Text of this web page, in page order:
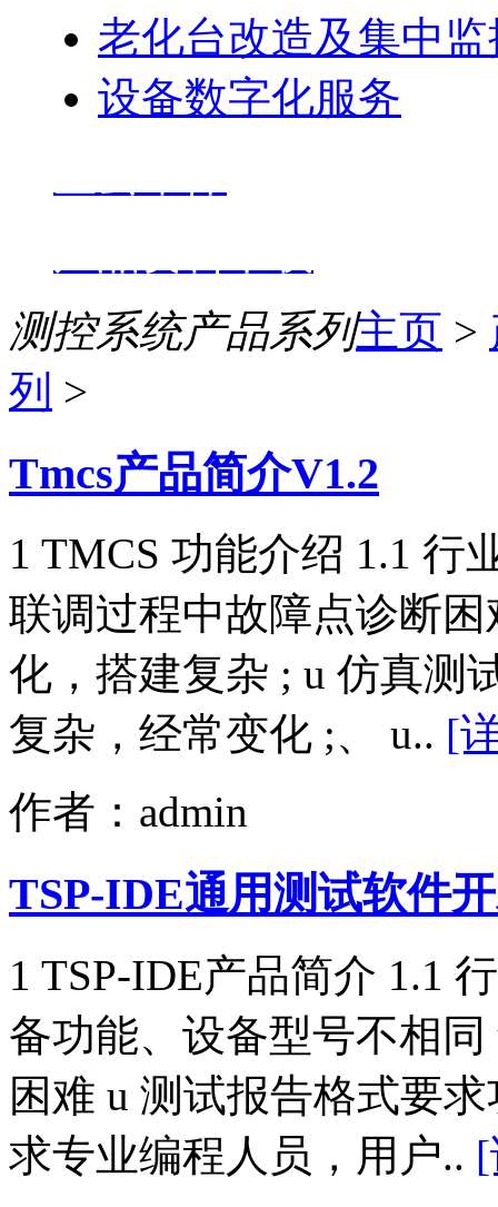
老化台改造及集中监
设备数字化服务
测控系统产品系列主页 >
列 >
Tmcs产品简介V1.2
1 TMCS 功能介绍 1.1 行
联调过程中故障点诊断
化，搭建复杂 ; u 仿真测
复杂，经常变化 ;、 u.. [
作者：admin
TSP-IDE通用测试软件
1 TSP-IDE产品简介 1.1
备功能、设备型号不相
困难 u 测试报告格式要
求专业编程人员，用户..